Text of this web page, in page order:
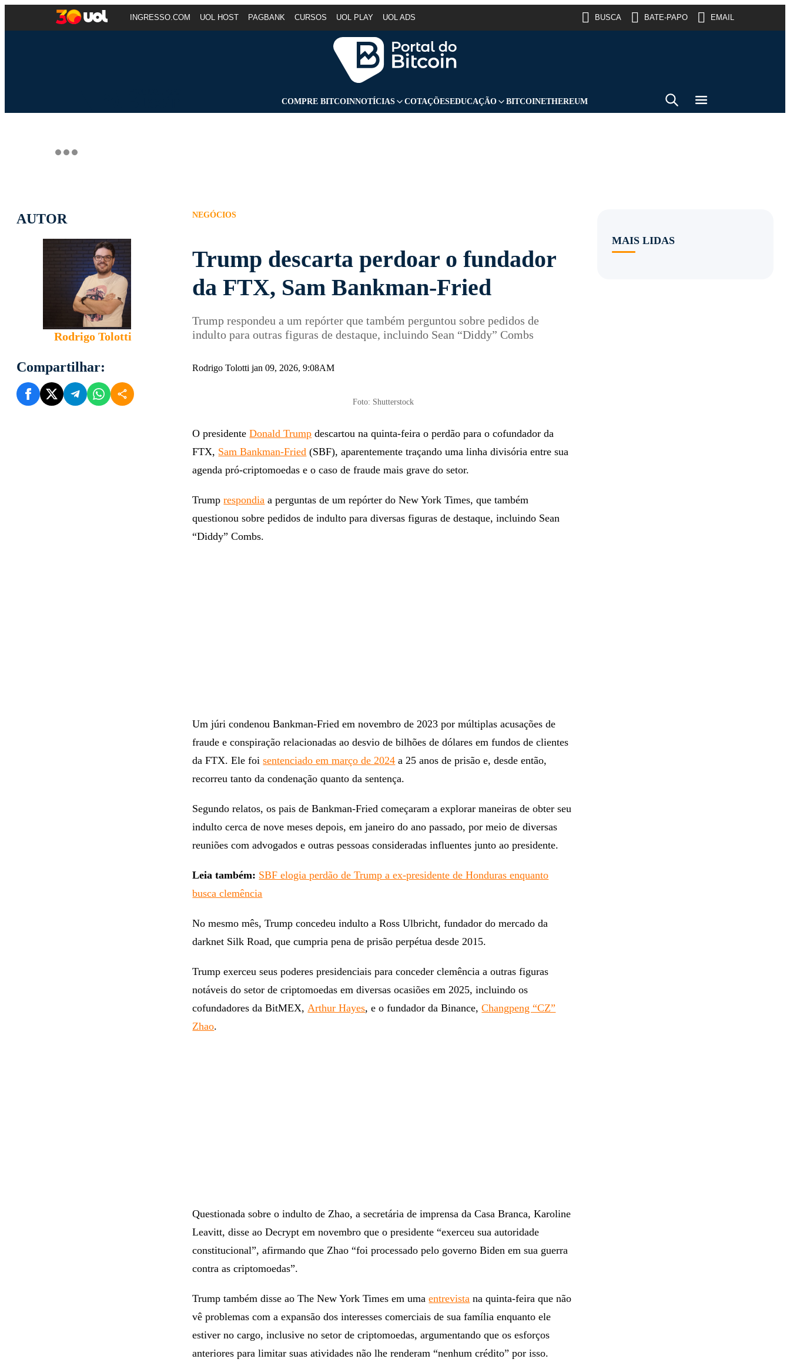
INGRESSO.COM UOL HOST PAGBANK CURSOS UOL PLAY UOL ADS BUSCA BATE-PAPO EMAIL
COMPRE BITCOINNOTÍCIAS COTAÇÕESEDUCAÇÃO BITCOINETHEREUM
AUTOR
Rodrigo Tolotti
Compartilhar:
NEGÓCIOS
Trump descarta perdoar o fundador
da FTX, Sam Bankman-Fried
Trump respondeu a um repórter que também perguntou sobre pedidos de
indulto para outras figuras de destaque, incluindo Sean “Diddy” Combs
Rodrigo Tolotti jan 09, 2026, 9:08AM
Foto: Shutterstock
O presidenteDonald Trump descartou na quinta-feira o perdão para o cofundador da
FTX, Sam Bankman-Fried (SBF), aparentemente traçando uma linha divisória entre sua
agenda pró-criptomoedas e o caso de fraude mais grave do setor.
Trumprespondia a perguntas de um repórter do New York Times, que também
questionou sobre pedidos de indulto para diversas figuras de destaque, incluindo Sean
“Diddy” Combs.
Um júri condenou Bankman-Fried em novembro de 2023 por múltiplas acusações de
fraude e conspiração relacionadas ao desvio de bilhões de dólares em fundos de clientes
da FTX. Ele foisentenciado em março de 2024 a 25 anos de prisão e, desde então,
recorreu tanto da condenação quanto da sentença.
Segundo relatos, os pais de Bankman-Fried começaram a explorar maneiras de obter seu
indulto cerca de nove meses depois, em janeiro do ano passado, por meio de diversas
reuniões com advogados e outras pessoas consideradas influentes junto ao presidente.
Leia também: SBF elogia perdão de Trump a ex-presidente de Honduras enquanto
busca clemência
No mesmo mês, Trump concedeu indulto a Ross Ulbricht, fundador do mercado da
darknet Silk Road, que cumpria pena de prisão perpétua desde 2015.
Trump exerceu seus poderes presidenciais para conceder clemência a outras figuras
notáveis ​​do setor de criptomoedas em diversas ocasiões em 2025, incluindo os
cofundadores da BitMEX,Arthur Hayes, e o fundador da Binance,Changpeng “CZ”
Zhao.
Questionada sobre o indulto de Zhao, a secretária de imprensa da Casa Branca, Karoline
Leavitt, disse ao Decrypt em novembro que o presidente “exerceu sua autoridade
constitucional”, afirmando que Zhao “foi processado pelo governo Biden em sua guerra
contra as criptomoedas”.
Trump também disse ao The New York Times em umaentrevista na quinta-feira que não
vê problemas com a expansão dos interesses comerciais de sua família enquanto ele
estiver no cargo, inclusive no setor de criptomoedas, argumentando que os esforços
anteriores para limitar suas atividades não lhe renderam “nenhum crédito” por isso.
MAIS LIDAS